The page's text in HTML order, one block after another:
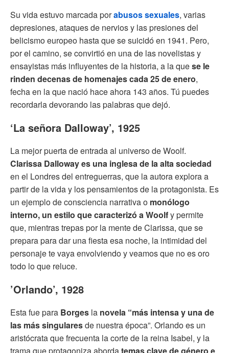
Su vida estuvo marcada porabusos sexuales, varias
depresiones, ataques de nervios y las presiones del
belicismo europeo hasta que se suicidó en 1941. Pero,
por el camino, se convirtió en una de las novelistas y
ensayistas más influyentes de la historia, a la quese le
rinden decenas de homenajes cada 25 de enero,
fecha en la que nació hace ahora 143 años. Tú puedes
recordarla devorando las palabras que dejó.
‘La señora Dalloway’, 1925
La mejor puerta de entrada al universo de Woolf.
Clarissa Dalloway es una inglesa de la alta sociedad
en el Londres del entreguerras, que la autora explora a
partir de la vida y los pensamientos de la protagonista. Es
un ejemplo de consciencia narrativa o monólogo
interno, un estilo que caracterizó a Woolfy permite
que, mientras trepas por la mente de Clarissa, que se
prepara para dar una fiesta esa noche, la intimidad del
personaje te vaya envolviendo y veamos que no es oro
todo lo que reluce.
’Orlando’, 1928
Esta fue para Borges la novela “más intensa y una de
las más singularesde nuestra época”. Orlando es un
aristócrata que frecuenta la corte de la reina Isabel, y la